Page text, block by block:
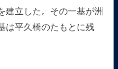
建立した。その一基が洲
は平久橋のたもとに残